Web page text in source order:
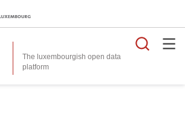
The luxembourgish open data
platform